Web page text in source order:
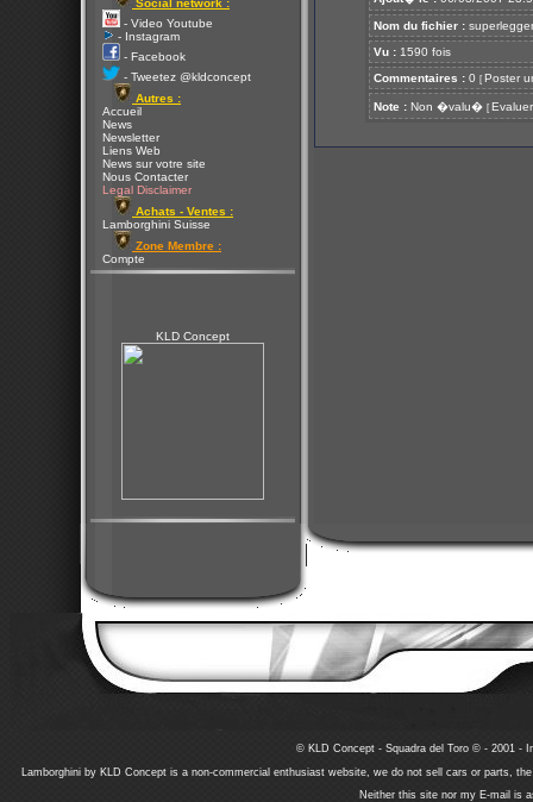
Social network :
- Video Youtube
- Instagram
- Facebook
- Tweetez @kldconcept
Autres :
Accueil
News
Newsletter
Liens Web
News sur votre site
Nous Contacter
Legal Disclaimer
Achats - Ventes :
Lamborghini Suisse
Zone Membre :
Compte
KLD Concept
Nom du fichier :
Vu : 1590 fois
Commentaires : 0 [ Poster
Note : Non �valu� [ Evaluer
© KLD Concept - Squadra del Toro © - 2001 -
Lamborghini by KLD Concept is a non-commercial enthusiast website, we do not sell cars or parts,
Neither this site nor my E-mail is